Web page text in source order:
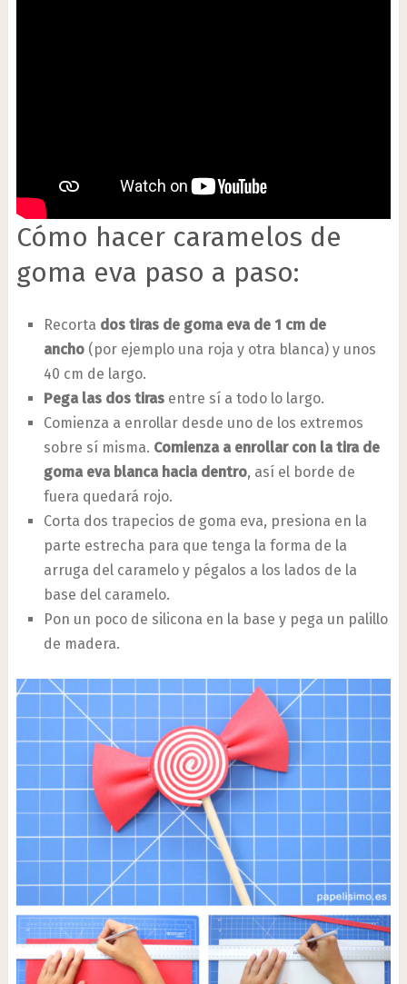
Cómo hacer caramelos de
goma eva paso a paso:
Recorta dos tiras de goma eva de 1 cm de
ancho(por ejemplo una roja y otra blanca) y unos
40 cm de largo.
Pega las dos tirasentre sí a todo lo largo.
Comienza a enrollar desde uno de los extremos
sobre sí misma. Comienza a enrollar con la tira de
goma eva blanca hacia dentro, así el borde de
fuera quedará rojo.
Corta dos trapecios de goma eva, presiona en la
parte estrecha para que tenga la forma de la
arruga del caramelo y pégalos a los lados de la
base del caramelo.
Pon un poco de silicona en la base y pega un palillo
de madera.